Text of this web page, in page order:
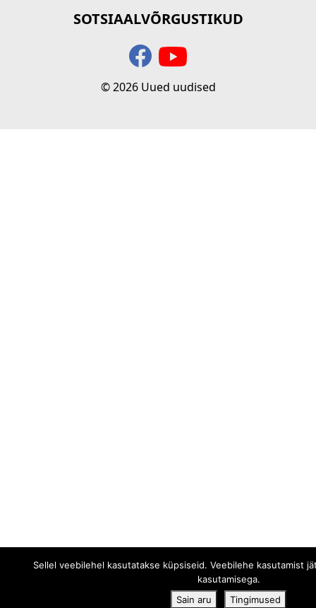
SOTSIAALVÕRGUSTIKUD
© 2026 Uued uudised
Sellel veebilehel kasutatakse küpsiseid. Veebilehe kasutamist
kasutamisega.
Sain aru
Tingimused